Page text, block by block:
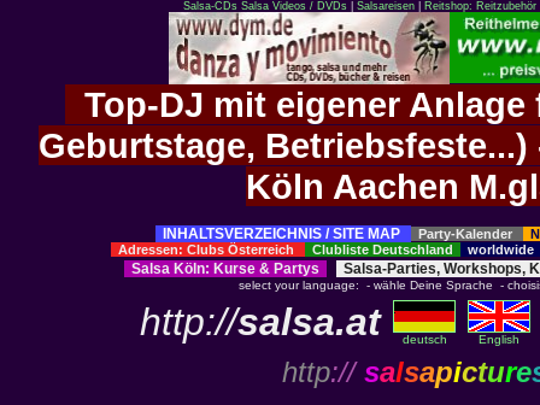
Salsa-CDs Salsa Videos / DVDs| Salsareisen| Reitshop:
Top-DJ mit eigener
Geburtstage,
Köln Aachen
INHALTSVERZEICHNIS / SITE MAP Party-Kalender
Adressen: Clubs Österreich
Clubliste Deutschland worldwide
Salsa Köln: Kurse& Partys Salsa-Parties, Workshops,
select your language: - wähle Deine Sprache -
http://salsa.at deutsch English
http:// salsapicture